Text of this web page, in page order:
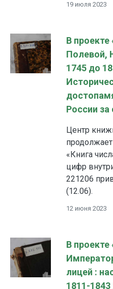
19 июля 2023
В проекте
Полевой,
1745 до
России за
Центр
«Книга
цифр
221206
(12.06).
12 июня 2023
В проекте
лицей :
1811-